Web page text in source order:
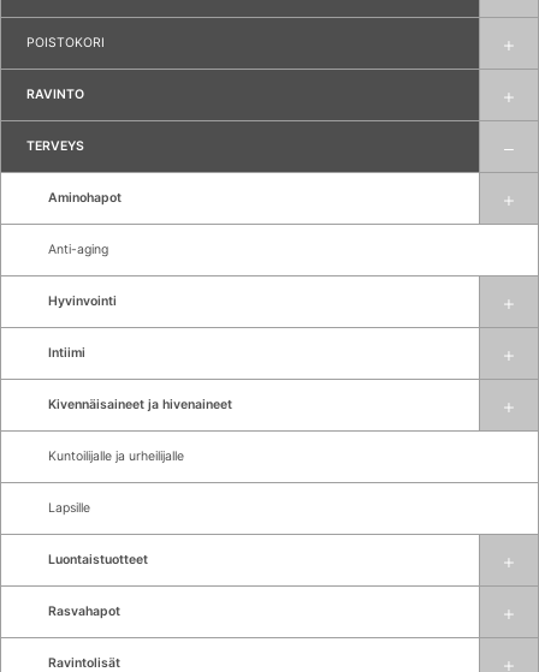
POISTOKORI
RAVINTO
TERVEYS
Aminohapot
Anti-aging
Hyvinvointi
Intiimi
Kivennäisaineet ja hivenaineet
Kuntoilijalle ja urheilijalle
Lapsille
Luontaistuotteet
Rasvahapot
Ravintolisät